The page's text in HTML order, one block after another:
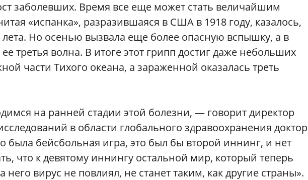
заболевших. Время все еще может стать величайшим
«испанка», разразившаяся в США в 1918 году, казалось,
Но осенью вызвала еще более опасную вспышку, а в
третья волна. В итоге этот грипп достиг даже небольших
части Тихого океана, а зараженной оказалась треть
на ранней стадии этой болезни, — говорит директор
в области глобального здравоохранения доктор
бейсбольная игра, это был бы второй иннинг, и нет
что к девятому иннингу остальной мир, который теперь
него вирус не повлиял, не станет таким, как другие страны».